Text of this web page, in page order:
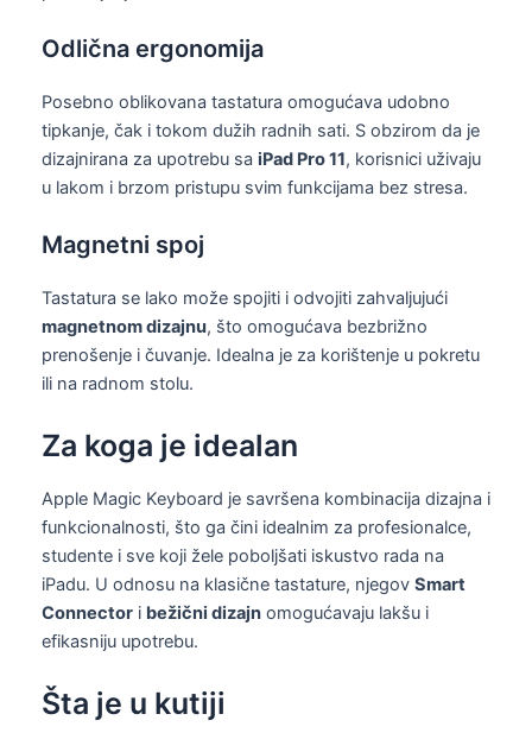
Odlična ergonomija
Posebno oblikovana tastatura omogućava udobno
tipkanje, čak i tokom dužih radnih sati. S obzirom da je
dizajnirana za upotrebu sa iPad Pro 11, korisnici uživaju
u lakom i brzom pristupu svim funkcijama bez stresa.
Magnetni spoj
Tastatura se lako može spojiti i odvojiti zahvaljujući
magnetnom dizajnu, što omogućava bezbrižno
prenošenje i čuvanje. Idealna je za korištenje u pokretu
ili na radnom stolu.
Za koga je idealan
Apple Magic Keyboard je savršena kombinacija dizajna i
funkcionalnosti, što ga čini idealnim za profesionalce,
studente i sve koji žele poboljšati iskustvo rada na
iPadu. U odnosu na klasične tastature, njegov Smart
Connector i bežični dizajn omogućavaju lakšu i
efikasniju upotrebu.
Šta je u kutiji